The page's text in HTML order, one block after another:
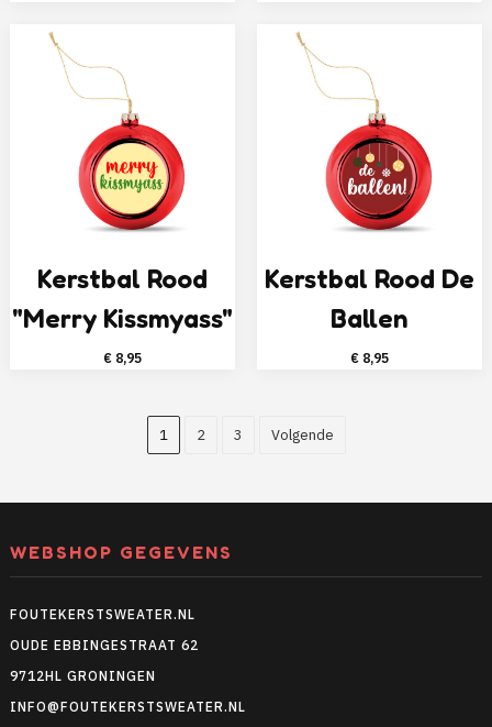
Kerstbal Rood
"Merry Kissmyass"
€8,95
Kerstbal Rood De
Ballen
€ 8,95
1 2 3 Volgende
WEBSHOP GEGEVENS
FOUTEKERSTSWEATER.NL
OUDE EBBINGESTRAAT 62
9712HL GRONINGEN
INFO@FOUTEKERSTSWEATER.NL